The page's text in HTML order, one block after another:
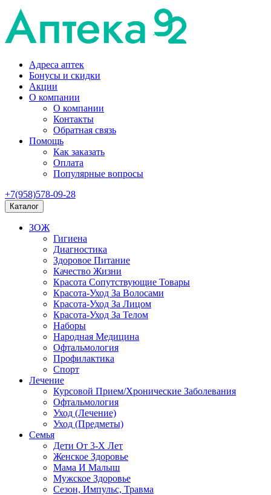
Адреса аптек
Бонусы и скидки
Акции
О компании
О компании
Контакты
Обратная связь
Помощь
Как заказать
Оплата
Популярные вопросы
+7(958)578-09-28
Каталог
ЗОЖ
Гигиена
Диагностика
Здоровое Питание
Качество Жизни
Красота Сопутствующие Товары
Красота-Уход За Волосами
Красота-Уход За Лицом
Красота-Уход За Телом
Наборы
Народная Медицина
Офтальмология
Профилактика
Спорт
Лечение
Курсовой Прием/Хронические Заболевания
Офтальмология
Уход (Лечение)
Уход (Предметы)
Семья
Дети От 3-Х Лет
Женское Здоровье
Мама И Малыш
Мужское Здоровье
Сезон, Импульс, Травма